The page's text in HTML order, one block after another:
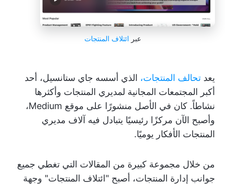
عبر ائتلاف المنتجات
يعد تحالف المنتجات، الذي أسسه جاي ستانسيل، أحد
أكبر المجتمعات المجانية لمديري المنتجات وأكثرها
نشاطاً. كان في الأصل منشورًا على موقع Medium،
وأصبح الآن مركزًا رئيسيًا يتبادل فيه آلاف مديري
المنتجات الأفكار يوميًا.
من خلال مجموعة كبيرة من المقالات التي تغطي جميع
جوانب إدارة المنتجات، أصبح "ائتلاف المنتجات" وجهة